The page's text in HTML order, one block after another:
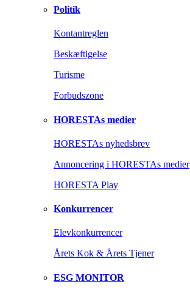
Politik
Kontantreglen
Beskæftigelse
Turisme
Forbudszone
HORESTAs medier
HORESTAs nyhedsbrev
Annoncering i HORESTAs medier
HORESTA Play
Konkurrencer
Elevkonkurrencer
Årets Kok & Årets Tjener
ESG MONITOR